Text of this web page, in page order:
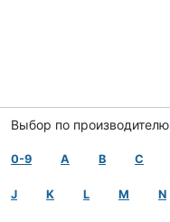
Выбор по производителю
0-9 A B C
J K L M N